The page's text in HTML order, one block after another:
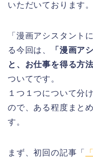
いただいております。
「漫画アシスタント
る今回は、
「漫画ア
と、お仕事を得る方
ついてです。
１つ１つについて分
ので、ある程度まと
す。
まず、初回の記事「